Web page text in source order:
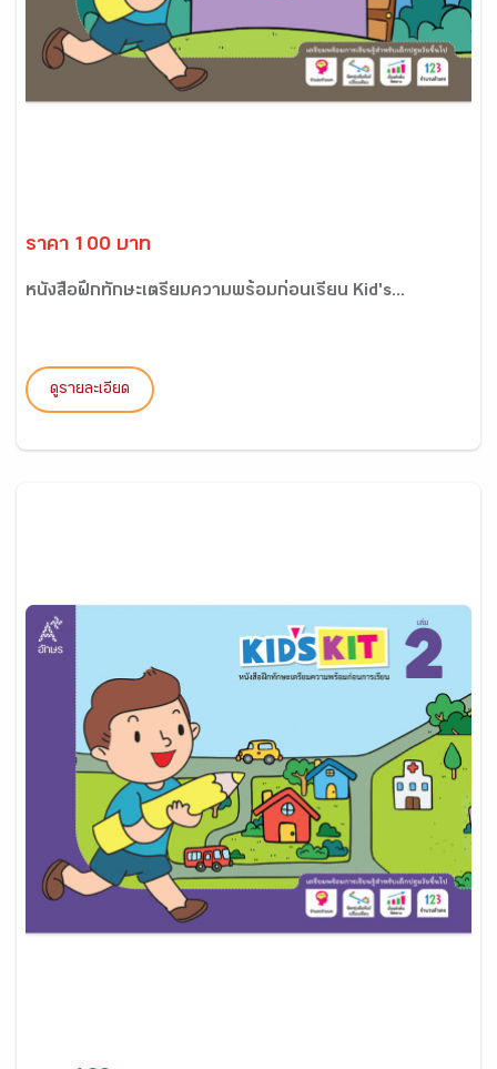
ราคา 100 บาท
หนังสือฝึกทักษะเตรียมความพร้อมก่อนเรียน Kid's...
ดูรายละเอียด